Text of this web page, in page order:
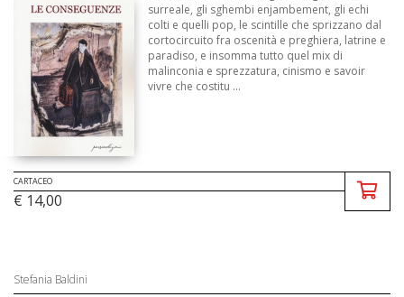
surreale, gli sghembi enjambement, gli echi
colti e quelli pop, le scintille che sprizzano dal
cortocircuito fra oscenità e preghiera, latrine e
paradiso, e insomma tutto quel mix di
malinconia e sprezzatura, cinismo e savoir
vivre che costitu ...
CARTACEO
€ 14,00
Stefania Baldini